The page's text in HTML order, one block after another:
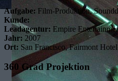
Aufgabe: Film-Produktion,
Kunde:
Leadagentur: Empire
Jahr: 2007
Ort: San Francisco, Fairmont Hotel
360 Grad Projektion